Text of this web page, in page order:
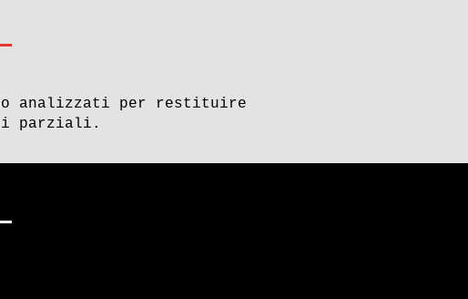
analizzati per restituire
parziali.